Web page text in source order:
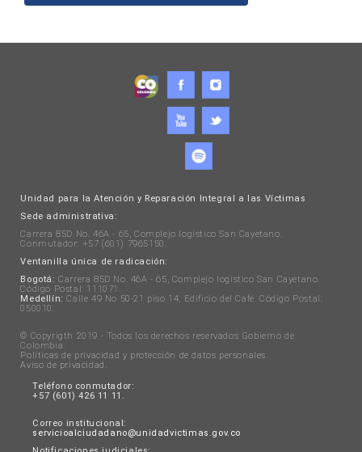
Unidad para la Atención y Reparación Integral a las Víctimas
Sede administrativa:
Carrera 85D No. 46A - 65, Complejo logístico San Cayetano.
Conmutador: +57 (601) 7965150.
Ventanilla única de radicación:
Bogotá: Carrera 85D No. 46A - 65, Complejo logístico San Cayetano.
Código Postal: 111071.
Medellín: Calle 49 No 50-21 piso 14, Edificio del Café. Código Postal:
050010.
© Copyrigth 2019 - Todos los derechos reservados Gobierno de
Colombia.
Políticas de privacidad y protección de datos personales.
Aviso de privacidad .
Teléfono conmutador:
+57 (601) 426 11 11.
Correo institucional:
servicioalciudadano@unidadvictimas.gov.co